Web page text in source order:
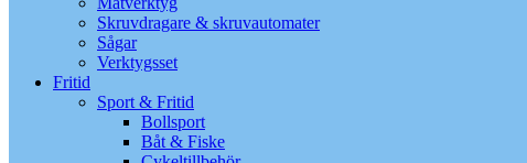
Skruvdragare & skruvautomater
Sågar
Verktygsset
Fritid
Sport & Fritid
Bollsport
Båt & Fiske